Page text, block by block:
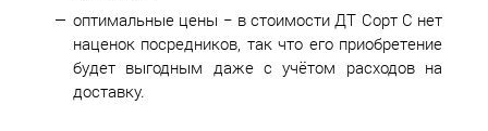
оптимальные цены − в стоимости ДТ Сорт С нет
наценок посредников, так что его приобретение
будет выгодным даже с учётом расходов на
доставку.